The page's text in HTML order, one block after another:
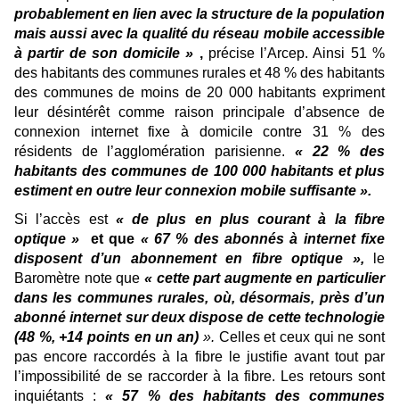
probablement en lien avec la structure de la population
mais aussi avec la qualité du réseau mobile accessible
à partir de son domicile » ,précise l’Arcep. Ainsi 51 %
des habitants des communes rurales et 48 % des habitants
des communes de moins de 20 000 habitants expriment
leur désintérêt comme raison principale d’absence de
connexion internet fixe à domicile contre 31 % des
résidents de l’agglomération parisienne. « 22 % des
habitants des communes de 100 000 habitants et plus
estiment en outre leur connexion mobile suffisante ».
Si l’accès est « de plus en plus courant à la fibre
optique »
et que « 67 % des abonnés à internet fixe
disposent d’un abonnement en fibre optique »,
le
Baromètre note que « cette part augmente en particulier
dans les communes rurales, où, désormais, près d’un
abonné internet sur deux dispose de cette technologie
(48 %, +14 points en un an) ». Celles et ceux qui ne sont
pas encore raccordés à la fibre le justifie avant tout par
l’impossibilité de se raccorder à la fibre. Les retours sont
inquiétants :« 57 % des habitants des communes